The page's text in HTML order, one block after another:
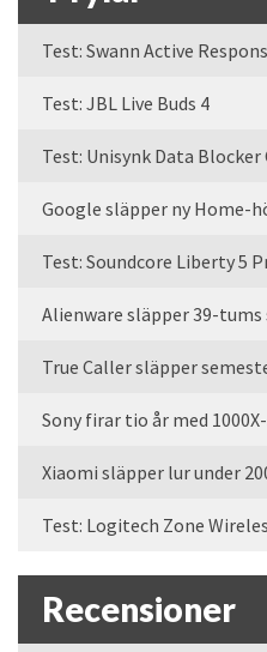
Test: Swann Active
Test: JBL Live Buds 4
Test: Unisynk Data Blocker
Google släpper ny Home-
Test: Soundcore Liberty 5
Alienware släpper 39-
True Caller släpper
Sony firar tio år med
Xiaomi släpper lur under
Test: Logitech Zone
Recensioner